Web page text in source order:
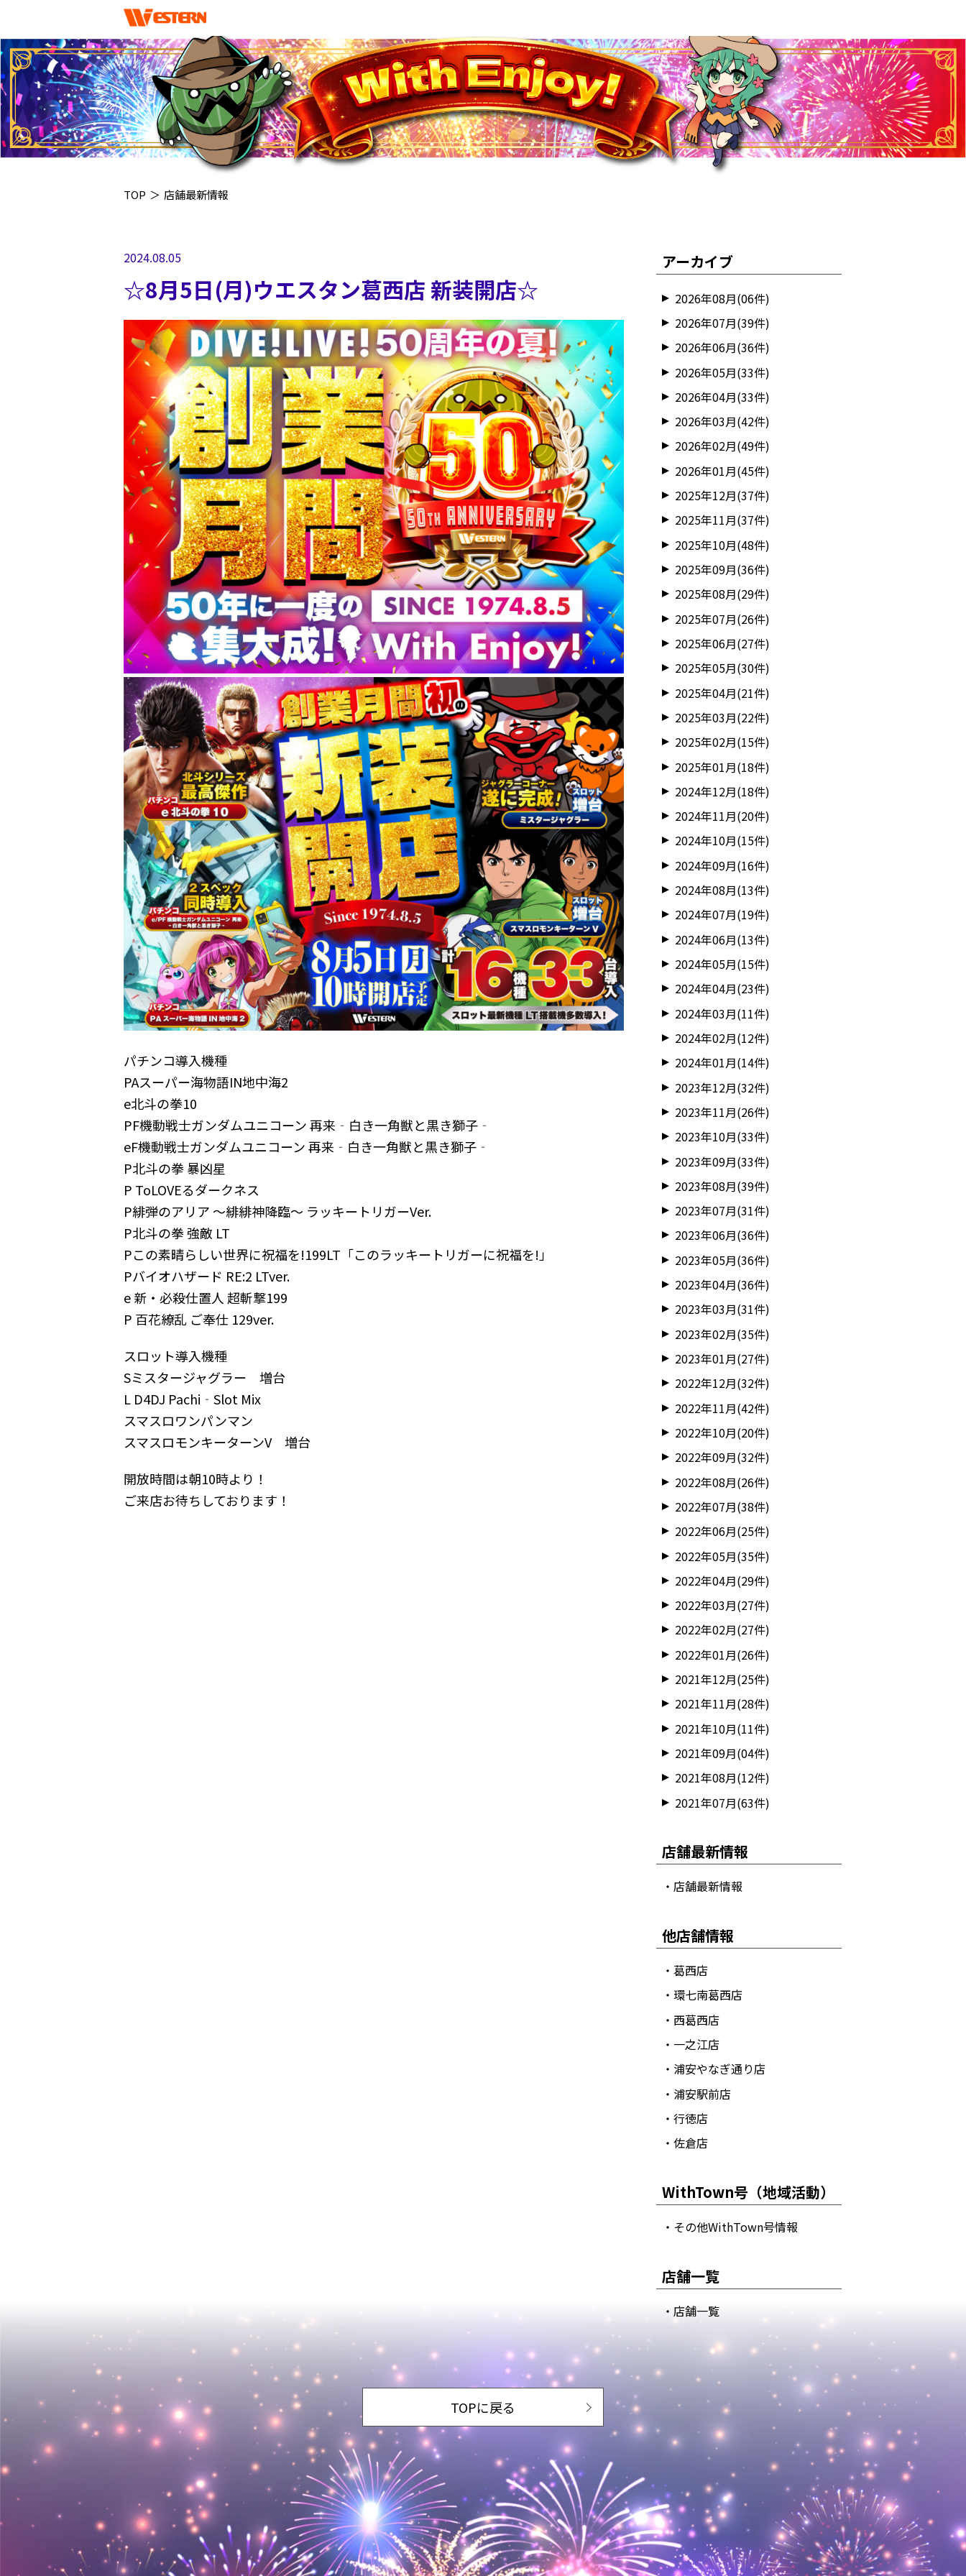
TOP ＞ 店舗最新情報
2024.08.05
☆8月5日(月)ウエスタン葛西店 新装開店☆
パチンコ導入機種
PAスーパー海物語IN地中海2
e北斗の拳10
PF機動戦士ガンダムユニコーン 再来‐白き一角獣と黒き獅子‐
eF機動戦士ガンダムユニコーン 再来‐白き一角獣と黒き獅子‐
P北斗の拳 暴凶星
P ToLOVEるダークネス
P緋弾のアリア ～緋緋神降臨～ ラッキートリガーVer.
P北斗の拳 強敵 LT
Pこの素晴らしい世界に祝福を!199LT「このラッキートリガーに祝福を!」
Pバイオハザード RE:2 LTver.
e 新・必殺仕置人 超斬撃199
P 百花繚乱 ご奉仕 129ver.
スロット導入機種
Sミスタージャグラー 増台
L D4DJ Pachi‐Slot Mix
スマスロワンパンマン
スマスロモンキーターンV 増台
開放時間は朝10時より！
ご来店お待ちしております！
アーカイブ
2026年08月(06件)
2026年07月(39件)
2026年06月(36件)
2026年05月(33件)
2026年04月(33件)
2026年03月(42件)
2026年02月(49件)
2026年01月(45件)
2025年12月(37件)
2025年11月(37件)
2025年10月(48件)
2025年09月(36件)
2025年08月(29件)
2025年07月(26件)
2025年06月(27件)
2025年05月(30件)
2025年04月(21件)
2025年03月(22件)
2025年02月(15件)
2025年01月(18件)
2024年12月(18件)
2024年11月(20件)
2024年10月(15件)
2024年09月(16件)
2024年08月(13件)
2024年07月(19件)
2024年06月(13件)
2024年05月(15件)
2024年04月(23件)
2024年03月(11件)
2024年02月(12件)
2024年01月(14件)
2023年12月(32件)
2023年11月(26件)
2023年10月(33件)
2023年09月(33件)
2023年08月(39件)
2023年07月(31件)
2023年06月(36件)
2023年05月(36件)
2023年04月(36件)
2023年03月(31件)
2023年02月(35件)
2023年01月(27件)
2022年12月(32件)
2022年11月(42件)
2022年10月(20件)
2022年09月(32件)
2022年08月(26件)
2022年07月(38件)
2022年06月(25件)
2022年05月(35件)
2022年04月(29件)
2022年03月(27件)
2022年02月(27件)
2022年01月(26件)
2021年12月(25件)
2021年11月(28件)
2021年10月(11件)
2021年09月(04件)
2021年08月(12件)
2021年07月(63件)
店舗最新情報
・店舗最新情報
他店舗情報
・葛西店
・環七南葛西店
・西葛西店
・一之江店
・浦安やなぎ通り店
・浦安駅前店
・行徳店
・佐倉店
WithTown号（地域活動）
・その他WithTown号情報
店舗一覧
・店舗一覧
TOPに戻る